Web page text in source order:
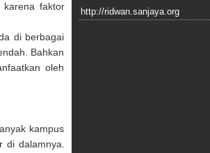
karena faktor
di berbagai
Bahkan
oleh
kampus
di dalamnya.
http://ridwan.sanjaya.org